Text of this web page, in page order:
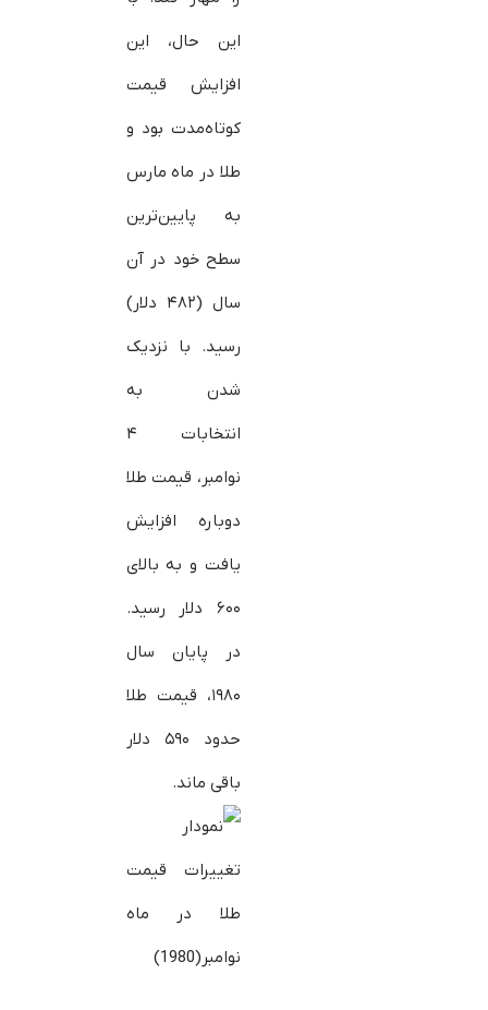
این حال، این
افزایش قیمت
کوتاه‌مدت بود و
طلا در ماه مارس
به پایین‌ترین
سطح خود در آن
سال (۴۸۲ دلار)
رسید. با نزدیک
شدن به
انتخابات ۴
نوامبر، قیمت طلا
دوباره افزایش
یافت و به بالای
۶۰۰ دلار رسید.
در پایان سال
۱۹۸۰، قیمت طلا
حدود ۵۹۰ دلار
باقی ماند.